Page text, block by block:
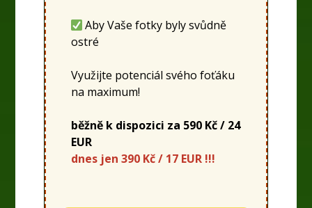
Aby Vaše fotky byly svůdně
ostré
Využijte potenciál svého foťáku
na maximum!
běžně k dispozici za 590 Kč / 24
EUR
dnes jen 390 Kč / 17 EUR !!!